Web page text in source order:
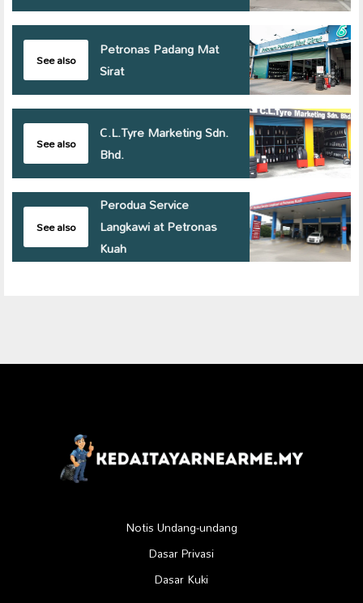
See also
Petronas Padang Mat
Sirat
See also
C.L.Tyre Marketing Sdn.
Bhd.
See also
Perodua Service
Langkawi at Petronas
Kuah
Notis Undang-undang
Dasar Privasi
Dasar Kuki